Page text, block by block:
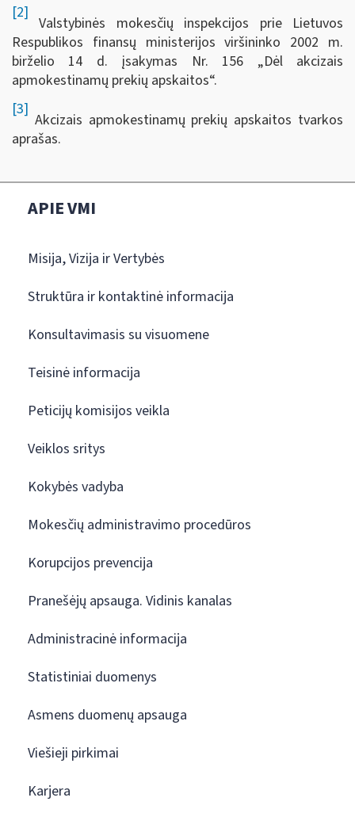
[2]
Valstybinės mokesčių inspekcijos prie Lietuvos
Respublikos finansų ministerijos viršininko 2002 m.
birželio 14 d. įsakymas Nr. 156 „Dėl akcizais
apmokestinamų prekių apskaitos“.
[3]
Akcizais apmokestinamų prekių apskaitos tvarkos
aprašas.
APIE VMI
Misija, Vizija ir Vertybės
Struktūra ir kontaktinė informacija
Konsultavimasis su visuomene
Teisinė informacija
Peticijų komisijos veikla
Veiklos sritys
Kokybės vadyba
Mokesčių administravimo procedūros
Korupcijos prevencija
Pranešėjų apsauga. Vidinis kanalas
Administracinė informacija
Statistiniai duomenys
Asmens duomenų apsauga
Viešieji pirkimai
Karjera